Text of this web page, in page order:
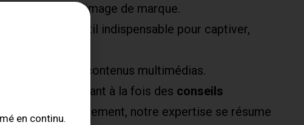
et l’image de marque.
devenus un outil indispensable pour captiver,
la diffusion de contenus multimédias.
en proposant à la fois des conseils
. Concrètement, notre expertise se résume
en continu.